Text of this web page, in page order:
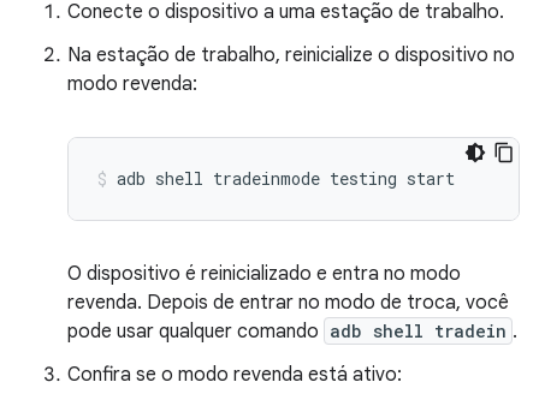
Conecte o dispositivo a uma estação de trabalho.
Na estação de trabalho, reinicialize o dispositivo no
modo revenda:
adb shell tradeinmode testing start
O dispositivo é reinicializado e entra no modo
revenda. Depois de entrar no modo de troca, você
pode usar qualquer comando adb shell tradein .
Confira se o modo revenda está ativo: